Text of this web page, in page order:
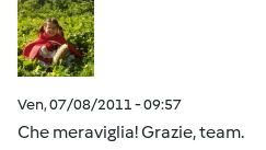
Ven, 07/08/2011 - 09:57
Che meraviglia! Grazie, team.